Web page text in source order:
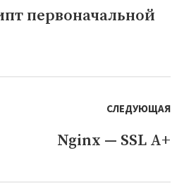
requires
первоначальной
СЛЕДУЮЩАЯ
Nginx — SSL A+